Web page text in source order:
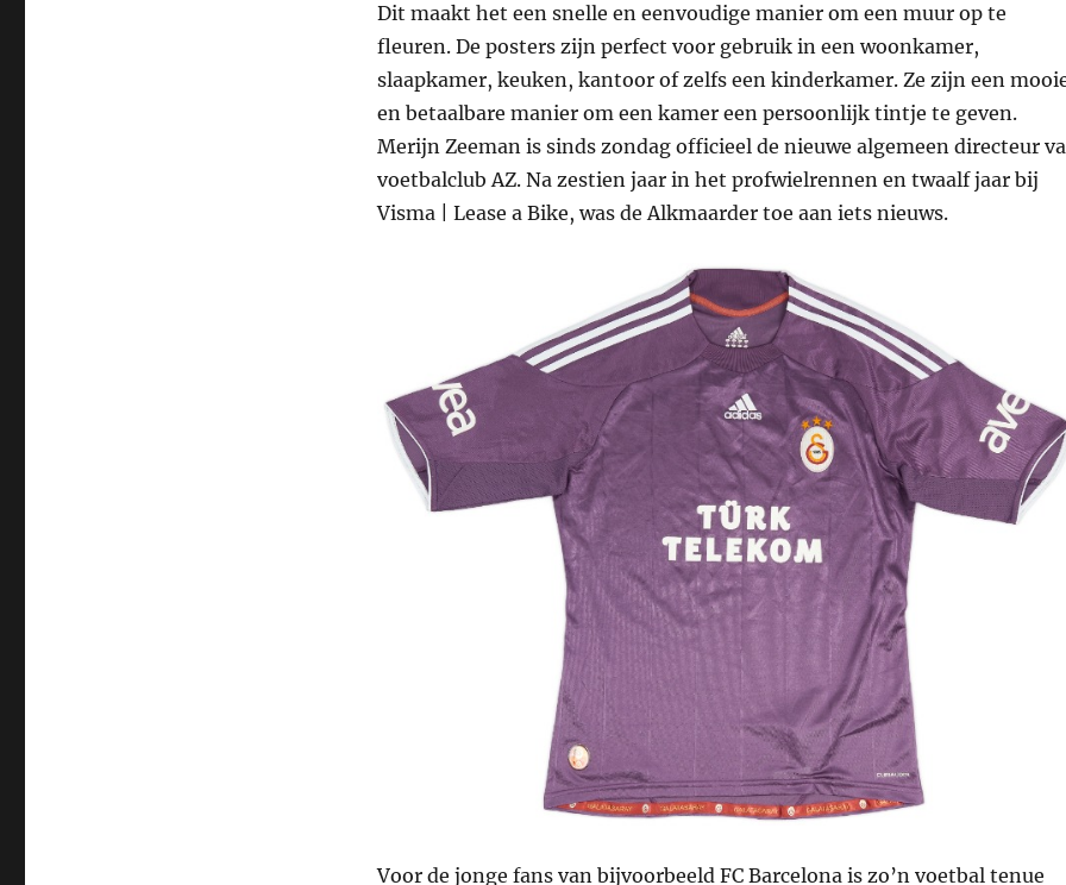
Dit maakt het een snelle en eenvoudige manier om een muur op te
fleuren. De posters zijn perfect voor gebruik in een woonkamer,
slaapkamer, keuken, kantoor of zelfs een kinderkamer. Ze zijn een
en betaalbare manier om een kamer een persoonlijk tintje te geven.
Merijn Zeeman is sinds zondag officieel de nieuwe algemeen directeur
voetbalclub AZ. Na zestien jaar in het profwielrennen en twaalf jaar bij
Visma | Lease a Bike, was de Alkmaarder toe aan iets nieuws.
Voor de jonge fans van bijvoorbeeld FC Barcelona is zo’n voetbal tenue